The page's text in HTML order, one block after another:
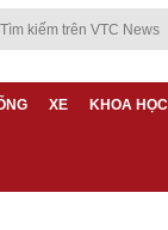
XE KHOA